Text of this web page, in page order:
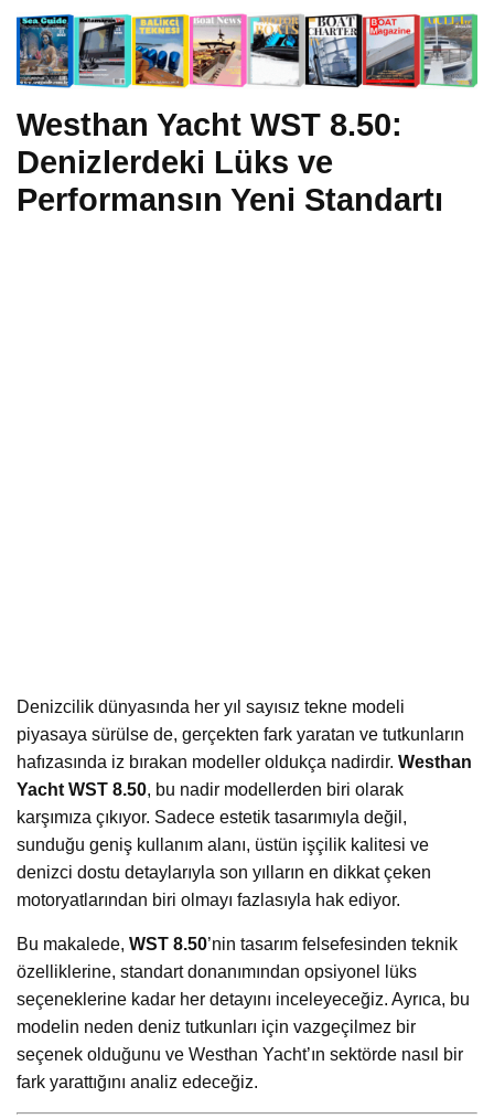
Westhan Yacht WST 8.50:
Denizlerdeki Lüks ve
Performansın Yeni Standartı
Denizcilik dünyasında her yıl sayısız tekne modeli
piyasaya sürülse de, gerçekten fark yaratan ve tutkunların
hafızasında iz bırakan modeller oldukça nadirdir. Westhan
Yacht WST 8.50, bu nadir modellerden biri olarak
karşımıza çıkıyor. Sadece estetik tasarımıyla değil,
sunduğu geniş kullanım alanı, üstün işçilik kalitesi ve
denizci dostu detaylarıyla son yılların en dikkat çeken
motoryatlarından biri olmayı fazlasıyla hak ediyor.
Bu makalede, WST 8.50’nin tasarım felsefesinden teknik
özelliklerine, standart donanımından opsiyonel lüks
seçeneklerine kadar her detayını inceleyeceğiz. Ayrıca, bu
modelin neden deniz tutkunları için vazgeçilmez bir
seçenek olduğunu ve Westhan Yacht’ın sektörde nasıl bir
fark yarattığını analiz edeceğiz.